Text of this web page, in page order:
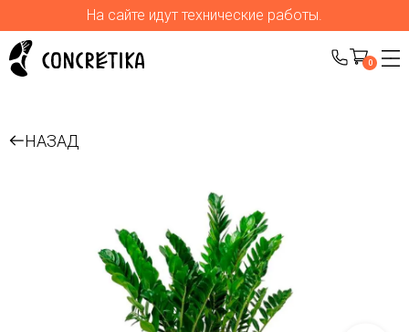
На сайте идут технические работы.
0
НАЗАД